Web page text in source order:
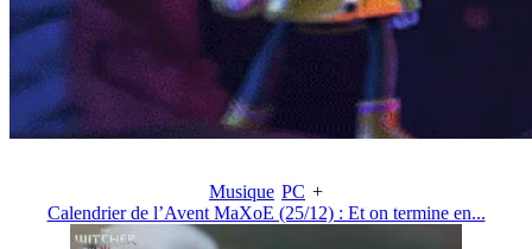
Musique PC +
Calendrier de l’Avent MaXoE (25/12) : Et on termine en...